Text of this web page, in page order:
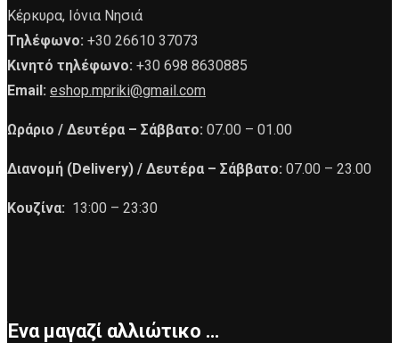
Κέρκυρα, Ιόνια Νησιά
Τηλέφωνο: +30 26610 37073
Κινητό τηλέφωνο: +30 698 8630885
Email: eshop.mpriki@gmail.com
Ωράριο / Δευτέρα – Σάββατο: 07.00 – 01.00
Διανομή (Delivery) / Δευτέρα – Σάββατο: 07.00 – 23.00
Κουζίνα: 13:00 – 23:30
Ένα μαγαζί αλλιώτικο …